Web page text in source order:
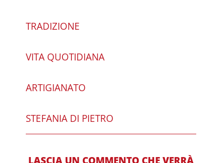
TRADIZIONE
VITA QUOTIDIANA
ARTIGIANATO
STEFANIA DI PIETRO
LASCIA UN COMMENTO CHE VERRÀ